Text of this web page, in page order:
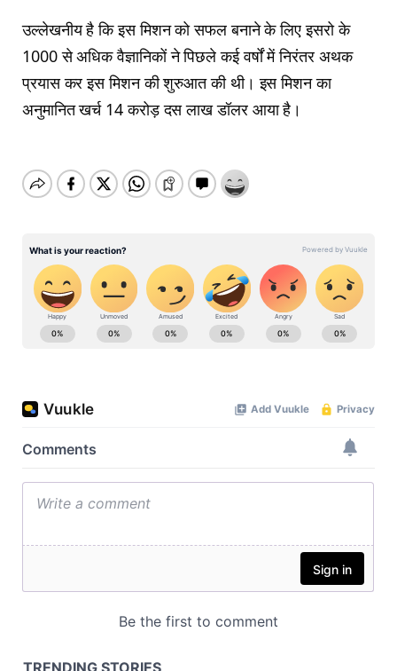
उल्लेखनीय है कि इस मिशन को सफल बनाने के लिए इसरो के
1000 से अधिक वैज्ञानिकों ने पिछले कई वर्षों में निरंतर अथक
प्रयास कर इस मिशन की शुरुआत की थी। इस मिशन का
अनुमानित खर्च 14 करोड़ दस लाख डॉलर आया है।